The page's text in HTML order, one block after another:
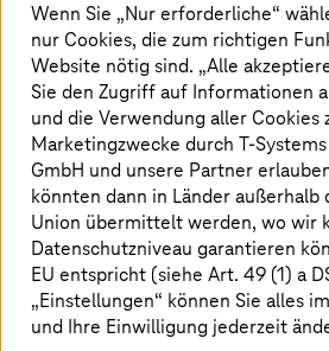
Aena Brasil: Anhaltendes
verbesserte Leistung
T-Systemsdo Brasil implementiert
Wenn Sie „Nur erforderliche“
nur Cookies, die zum richtigen
Website nötig sind. „Alle
Sie den Zugriff auf Informationen
und die Verwendung aller Cookies
Marketingzwecke durchT-Systems
GmbH und unsere Partner
könnten dann in Länder außerhalb
Union übermittelt werden, wo wir
Datenschutzniveau garantieren
EU entspricht (siehe Art. 49 (1) a
„Einstellungen“ können Sie alles
und Ihre Einwilligung jederzeit